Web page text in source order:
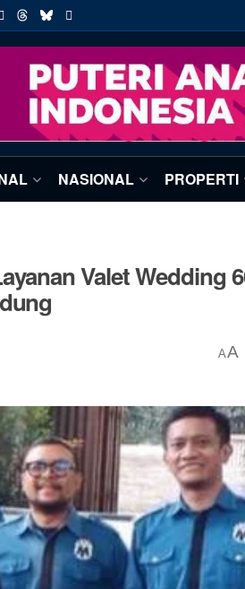
NASIONAL PROPERTI
Valet Wedding
AA